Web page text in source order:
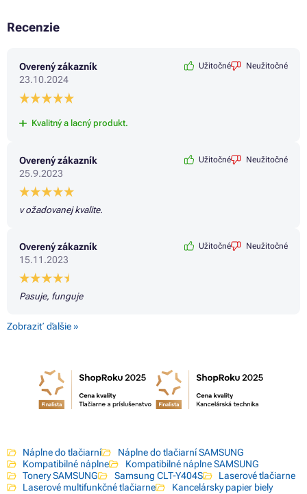
Recenzie
Overený zákazník
23.10.2024
Užitočné Neužitočné
Kvalitný a lacný produkt.
Overený zákazník
25.9.2023
Užitočné Neužitočné
v ožadovanej kvalite.
Overený zákazník
15.11.2023
Užitočné Neužitočné
Pasuje, funguje
Zobraziť ďalšie »
Náplne do tlačiarní
Náplne do tlačiarní SAMSUNG
Kompatibilné náplne
Kompatibilné náplne SAMSUNG
Tonery SAMSUNG
Samsung CLT-Y404S
Laserové tlačiarne
Laserové multifunkčné tlačiarne
Kancelársky papier biely